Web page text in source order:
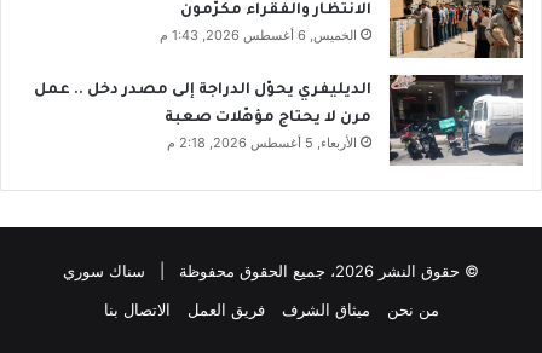
الانتظار والفقراء مكرّمون
الخميس, 6 أغسطس 2026, 1:43 م
الديليفري يحوّل الدراجة إلى مصدر دخل .. عمل
مرن لا يحتاج مؤهّلات صعبة
الأربعاء, 5 أغسطس 2026, 2:18 م
© حقوق النشر 2026، جميع الحقوق محفوظة | سناك سوري
من نحن
ميثاق الشرف فريق العمل الاتصال بنا